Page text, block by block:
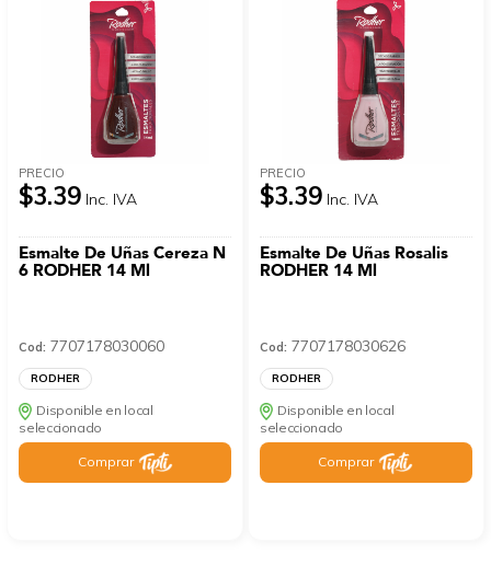
PRECIO
$3.39 Inc. IVA
Esmalte De Uñas Cereza N
6 RODHER 14 Ml
Cod: 7707178030060
RODHER
Disponible en local
seleccionado
Comprar
PRECIO
$3.39 Inc. IVA
Esmalte De Uñas Rosalis
RODHER 14 Ml
Cod: 7707178030626
RODHER
Disponible en local
seleccionado
Comprar